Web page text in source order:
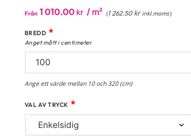
Från 1 010.00 kr /m² (1 262.50kr inkl.moms)
BREDD *
Anget mått i centimeter
Ange ett värde mellan 10 och 320 (cm)
VAL AV TRYCK *